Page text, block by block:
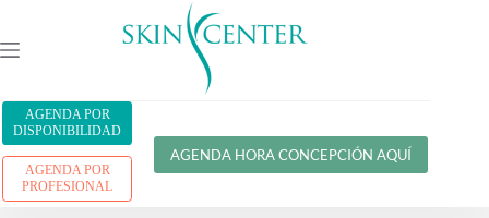
AGENDA POR
DISPONIBILIDAD
AGENDA POR
PROFESIONAL
AGENDA HORA CONCEPCIÓN AQUÍ